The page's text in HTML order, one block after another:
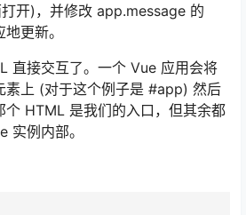
开)，并修改 app.message 的
更新。
直接交互了。一个 Vue 应用会将
素上 (对于这个例子是 #app) 然后
个 HTML 是我们的入口，但其余都
实例内部。